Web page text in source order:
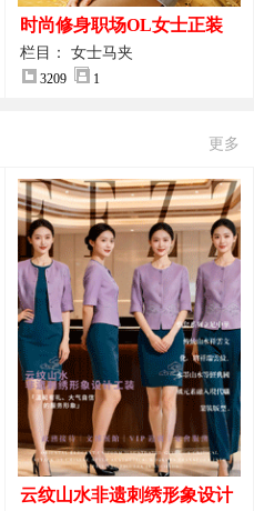
时尚修身职场OL女士正装
马甲拍摄大图
栏目： 女士马夹
3209 1
更多
云纹山水非遗刺绣形象设计